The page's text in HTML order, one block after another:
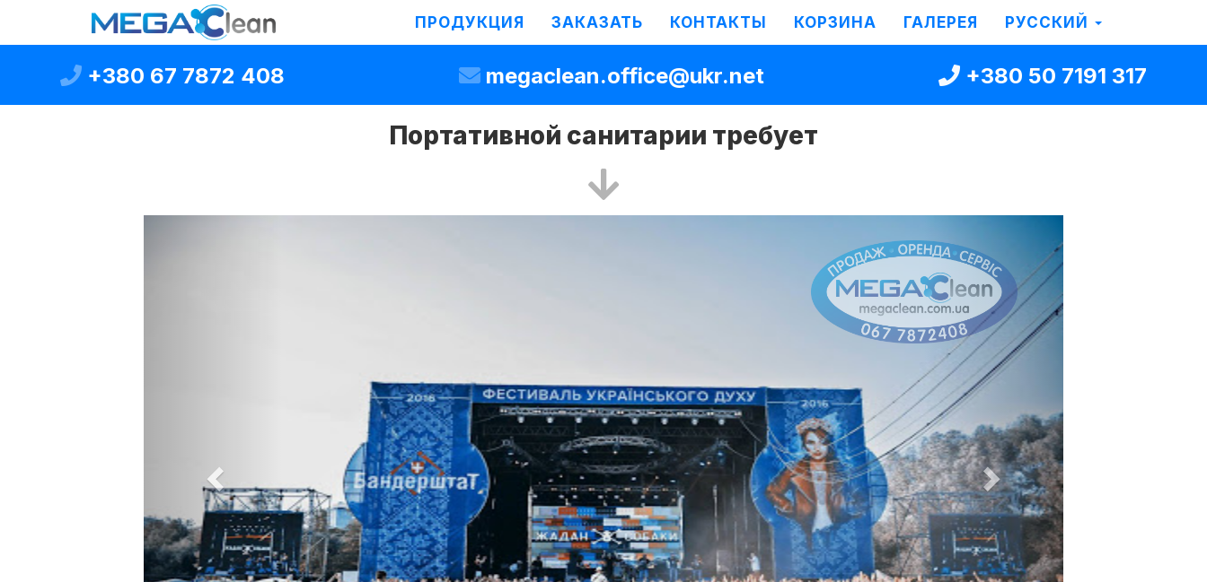
ПРОДУКЦИЯ ЗАКАЗАТЬ КОНТАКТЫ КОРЗИНА ГАЛЕРЕЯ РУССКИЙ
+380 67 7872 408 megaclean.office@ukr.net +380 50 7191 317
Портативной санитарии требует